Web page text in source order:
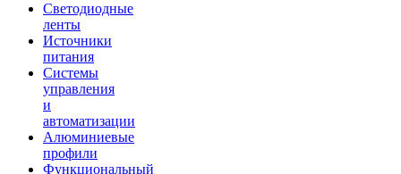
Светодиодные
ленты
Источники
питания
Системы
управления
и
автоматизации
Алюминиевые
профили
Функциональный